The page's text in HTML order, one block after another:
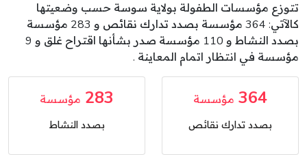
تتوزع مؤسسات الطفولة بولاية سوسة حسب وضعيتها
كالآتي: 364 مؤسسة بصدد تدارك نقائص و 283 مؤسسة
بصدد النشاط و 110 مؤسسة صدر بشأنها اقتراح غلق و 9
مؤسسة في انتظار اتمام المعاينة .
364 مؤسسة
بصدد تدارك نقائص
283 مؤسسة
بصدد النشاط